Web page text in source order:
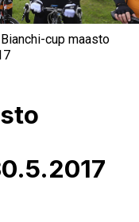
Bianchi-cup maasto